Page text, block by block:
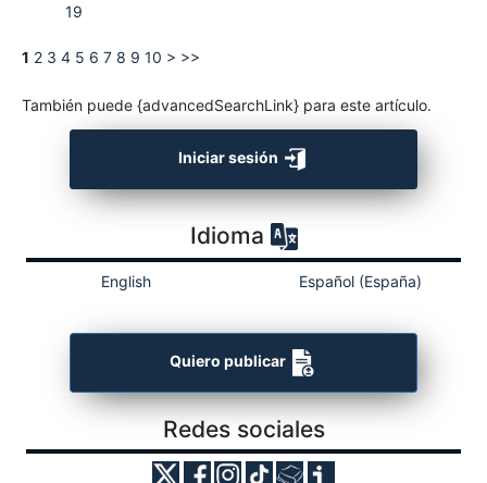
19
1 2 3 4 5 6 7 8 9 10 > >>
También puede {advancedSearchLink} para este artículo.
Iniciar sesión
Idioma
English Español (España)
Quiero publicar
Redes sociales